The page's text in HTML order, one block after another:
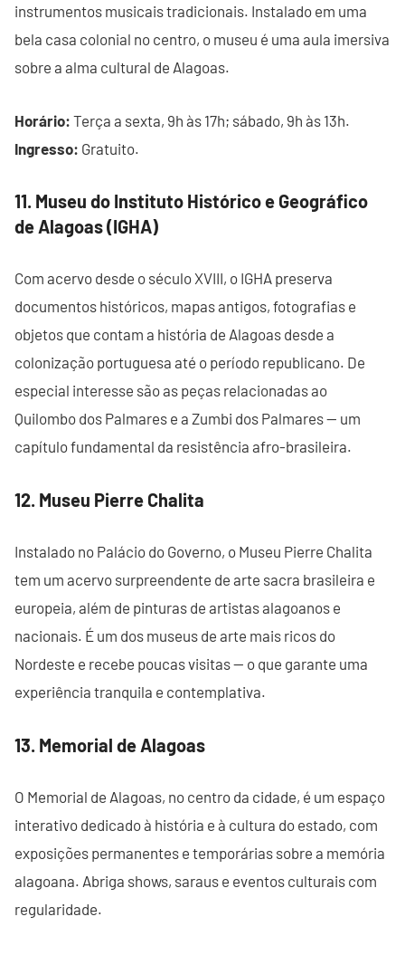
instrumentos musicais tradicionais. Instalado em uma
bela casa colonial no centro, o museu é uma aula imersiva
sobre a alma cultural de Alagoas.
Horário: Terça a sexta, 9h às 17h; sábado, 9h às 13h.
Ingresso: Gratuito.
11. Museu do Instituto Histórico e Geográfico
de Alagoas (IGHA)
Com acervo desde o século XVIII, o IGHA preserva
documentos históricos, mapas antigos, fotografias e
objetos que contam a história de Alagoas desde a
colonização portuguesa até o período republicano. De
especial interesse são as peças relacionadas ao
Quilombo dos Palmares e a Zumbi dos Palmares — um
capítulo fundamental da resistência afro-brasileira.
12. Museu Pierre Chalita
Instalado no Palácio do Governo, o Museu Pierre Chalita
tem um acervo surpreendente de arte sacra brasileira e
europeia, além de pinturas de artistas alagoanos e
nacionais. É um dos museus de arte mais ricos do
Nordeste e recebe poucas visitas — o que garante uma
experiência tranquila e contemplativa.
13. Memorial de Alagoas
O Memorial de Alagoas, no centro da cidade, é um espaço
interativo dedicado à história e à cultura do estado, com
exposições permanentes e temporárias sobre a memória
alagoana. Abriga shows, saraus e eventos culturais com
regularidade.